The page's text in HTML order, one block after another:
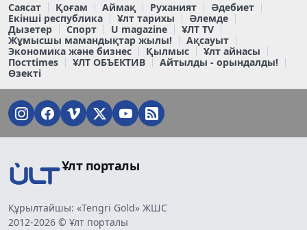
Саясат Қоғам Аймақ Руханият
Әдебиет
Екінші республика
Ұлт тарихы
Әлемде
Дызетер
Спорт U magazine
ҰЛТ TV
Жұмысшы мамандықтар жылы!
Ақсауыт
Экономика және бизнес
Қылмыс
Ұлт айнасы
Постtimes
ҰЛТ ОБЪЕКТИВ
Айтылды - орындалды!
Өзекті
Ұлт порталы
Құрылтайшы: «Tengri Gold» ЖШС
2012-2026 © Ұлт порталы